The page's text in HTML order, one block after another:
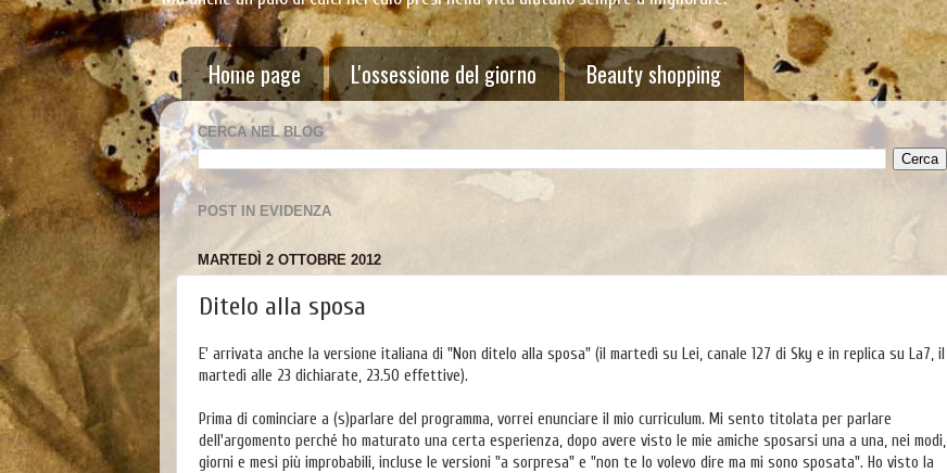
Home page L'ossessione del giorno Beauty shopping
CERCA NEL BLOG
POST IN EVIDENZA
MARTEDÌ 2 OTTOBRE 2012
Ditelo alla sposa
E' arrivata anche la versione italiana di "Non ditelo alla sposa" (il martedì su Lei, canale 127 di Sky e in replica su La7, il
martedì alle 23 dichiarate, 23.50 effettive).
Prima di cominciare a (s)parlare del programma, vorrei enunciare il mio curriculum. Mi sento titolata per parlare
dell'argomento perché ho maturato una certa esperienza, dopo avere visto le mie amiche sposarsi una a una, nei modi,
giorni e mesi più improbabili, incluse le versioni "a sorpresa" e "non te lo volevo dire ma mi sono sposata". Ho visto la